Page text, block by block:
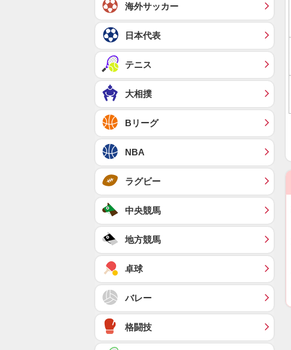
海外サッカー
日本代表
テニス
大相撲
Bリーグ
NBA
ラグビー
中央競馬
地方競馬
卓球
バレー
格闘技